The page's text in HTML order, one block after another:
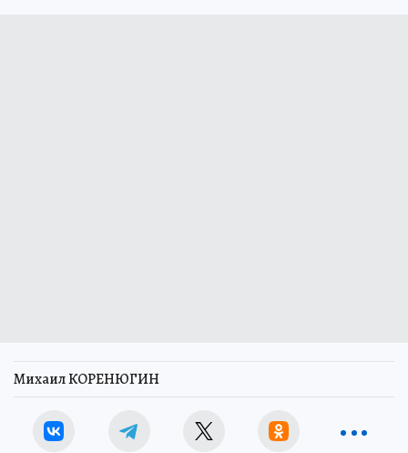
Михаил КОРЕНЮГИН